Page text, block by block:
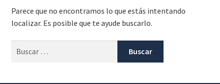
Parece que no encontramos lo que estás intentando
localizar. Es posible que te ayude buscarlo.